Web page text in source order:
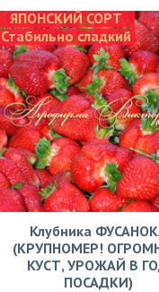
ЯПОНСКИЙ СОРТ
Стабильно сладкий
Клубника
(КРУПНОМЕР!
КУСТ, УРОЖАЙ В
ПОСАДКИ)